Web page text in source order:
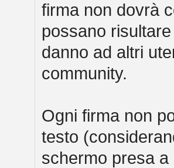
firma non dovrà
possano
danno ad altri
community.
Ogni firma non
testo
schermo presa